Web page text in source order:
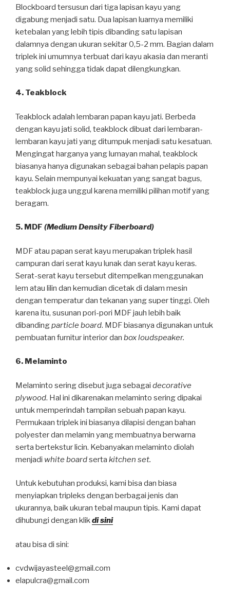
Blockboard tersusun dari tiga lapisan kayu yang
digabung menjadi satu. Dua lapisan luarnya memiliki
ketebalan yang lebih tipis dibanding satu lapisan
dalamnya dengan ukuran sekitar 0,5-2 mm. Bagian dalam
triplek ini umumnya terbuat dari kayu akasia dan meranti
yang solid sehingga tidak dapat dilengkungkan.
4. Teakblock
Teakblock adalah lembaran papan kayu jati. Berbeda
dengan kayu jati solid, teakblock dibuat dari lembaran-
lembaran kayu jati yang ditumpuk menjadi satu kesatuan.
Mengingat harganya yang lumayan mahal, teakblock
biasanya hanya digunakan sebagai bahan pelapis papan
kayu. Selain mempunyai kekuatan yang sangat bagus,
teakblock juga unggul karena memiliki pilihan motif yang
beragam.
5. MDF (Medium Density Fiberboard)
MDF atau papan serat kayu merupakan triplek hasil
campuran dari serat kayu lunak dan serat kayu keras.
Serat-serat kayu tersebut ditempelkan menggunakan
lem atau lilin dan kemudian dicetak di dalam mesin
dengan temperatur dan tekanan yang super tinggi. Oleh
karena itu, susunan pori-pori MDF jauh lebih baik
dibandingparticle board. MDF biasanya digunakan untuk
pembuatan furnitur interior dan box loudspeaker.
6. Melaminto
Melaminto sering disebut juga sebagai decorative
plywood. Hal ini dikarenakan melaminto sering dipakai
untuk memperindah tampilan sebuah papan kayu.
Permukaan triplek ini biasanya dilapisi dengan bahan
polyester dan melamin yang membuatnya berwarna
serta bertekstur licin. Kebanyakan melaminto diolah
menjadi white boardserta kitchen set.
Untuk kebutuhan produksi, kami bisa dan biasa
menyiapkan tripleks dengan berbagai jenis dan
ukurannya, baik ukuran tebal maupun tipis. Kami dapat
dihubungi dengan klikdi sini
atau bisa di sini:
cvdwijayasteel@gmail.com
elapulcra@gmail.com